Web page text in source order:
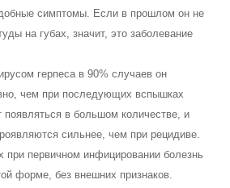
симптомы. Если в прошлом он не
на губах, значит, это заболевание
герпеса в 90% случаев он
чем при последующих вспышках
появляться в большом количестве, и
сильнее, чем при рецидиве.
при первичном инфицировании болезнь
форме, без внешних признаков.